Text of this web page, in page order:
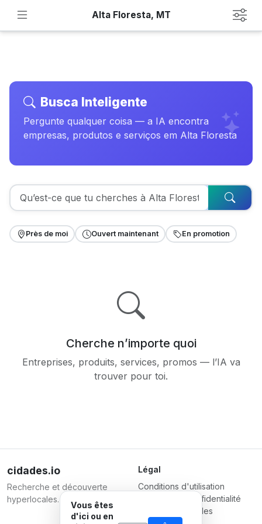
Alta Floresta, MT
Busca Inteligente
Pergunte qualquer coisa — a IA encontra
empresas, produtos e serviços em Alta Floresta
Près de moi Ouvert maintenant En promotion
Cherche n’importe quoi
Entreprises, produits, services, promos — l’IA va
trouver pour toi.
cidades.io
Recherche et découverte
hyperlocales.
Légal
Conditions d'utilisation
Politique de confidentialité
Conditions pour les
Vous êtes
d'ici ou en